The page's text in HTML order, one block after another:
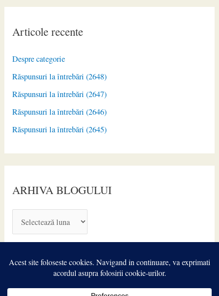
Articole recente
Despre categorie
Răspunsuri la întrebări (2648)
Răspunsuri la întrebări (2647)
Răspunsuri la întrebări (2646)
Răspunsuri la întrebări (2645)
ARHIVA BLOGULUI
R
I